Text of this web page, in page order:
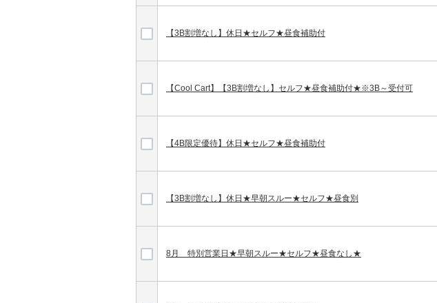
【3B割増なし】休日★セルフ★昼食補助付
【Cool Cart】【3B割増なし】セルフ★昼食補助付★※3B～受付可
【4B限定優待】休日★セルフ★昼食補助付
【3B割増なし】休日★早朝スルー★セルフ★昼食別
8月 特別営業日★早朝スルー★セルフ★昼食なし★